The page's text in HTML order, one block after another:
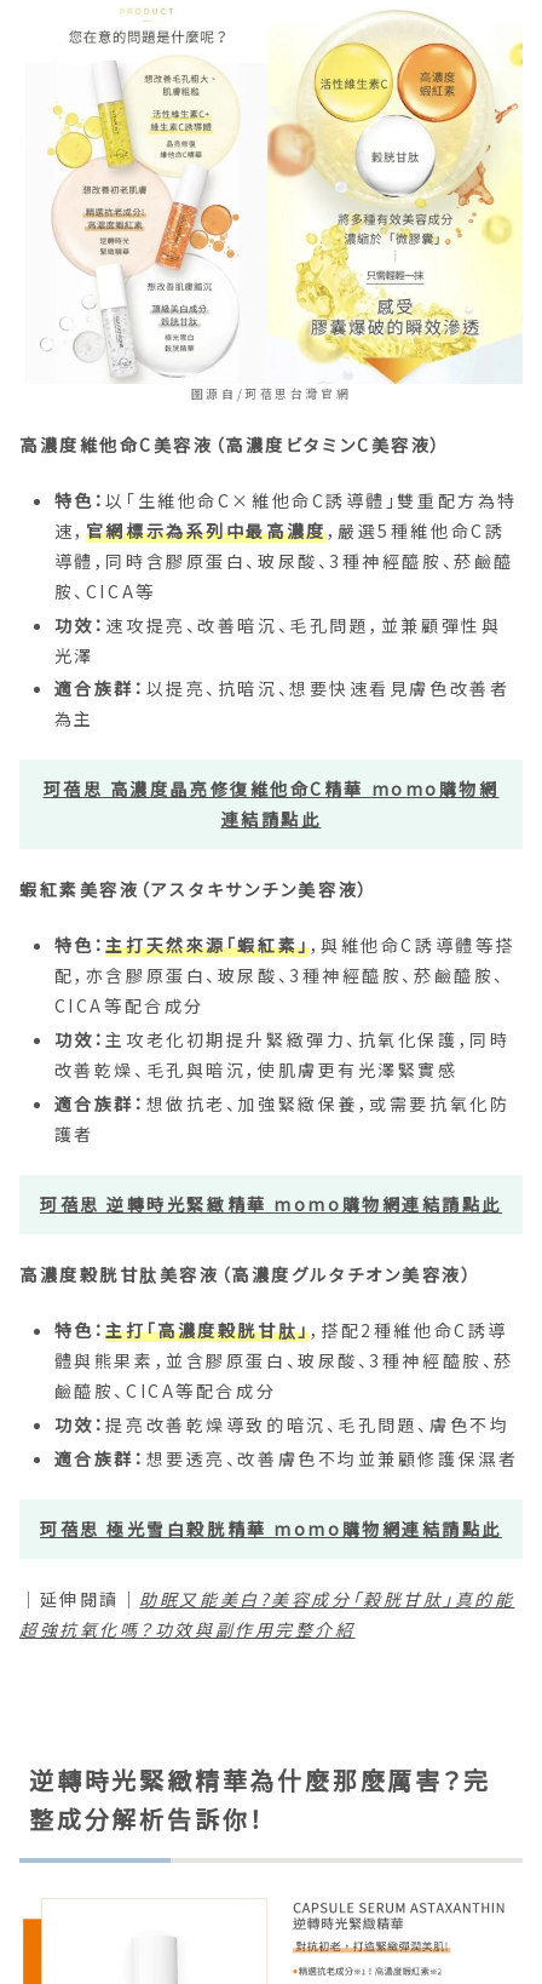
圖源自/珂蓓思台灣官網
高濃度維他命C美容液（高濃度ビタミンC美容液）
特色：以「生維他命C×維他命C誘導體」雙重配方為特
速， 官網標示為系列中最高濃度，嚴選5種維他命C誘
導體，同時含膠原蛋白、玻尿酸、3種神經醯胺、菸鹼醯
胺、CICA等
功效： 速攻提亮、改善暗沉、毛孔問題，並兼顧彈性與
光澤
適合族群： 以提亮、抗暗沉、想要快速看見膚色改善者
為主
珂蓓思 高濃度晶亮修復維他命C精華 momo購物網
連結請點此
蝦紅素美容液（アスタキサンチン美容液）
特色：主打天然來源「蝦紅素」，與維他命C誘導體等搭
配，亦含膠原蛋白、玻尿酸、3種神經醯胺、菸鹼醯胺、
CICA等配合成分
功效：主攻老化初期提升緊緻彈力、抗氧化保護，同時
改善乾燥、毛孔與暗沉，使肌膚更有光澤緊實感
適合族群： 想做抗老、加強緊緻保養，或需要抗氧化防
護者
珂蓓思 逆轉時光緊緻精華 momo購物網連結請點此
高濃度穀胱甘肽美容液（高濃度グルタチオン美容液）
特色：主打「高濃度穀胱甘肽」，搭配2種維他命C誘導
體與熊果素，並含膠原蛋白、玻尿酸、3種神經醯胺、菸
鹼醯胺、CICA等配合成分
功效：提亮改善乾燥導致的暗沉、毛孔問題、膚色不均
適合族群： 想要透亮、改善膚色不均並兼顧修護保濕者
珂蓓思 極光雪白穀胱精華 momo購物網連結請點此
｜延伸閱讀｜ 助眠又能美白?美容成分「穀胱甘肽」真的能
超強抗氧化嗎？功效與副作用完整介紹
逆轉時光緊緻精華為什麼那麼厲害？完
整成分解析告訴你！